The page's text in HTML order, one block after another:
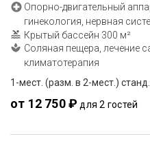
Опорно-двигательный
гинекология, нервная
Крытый бассейн 300 м²
Соляная пещера, лечение
климатотерапия
1-мест. (разм. в 2-мест.)
от 12 750 ₽ для 2 гостей